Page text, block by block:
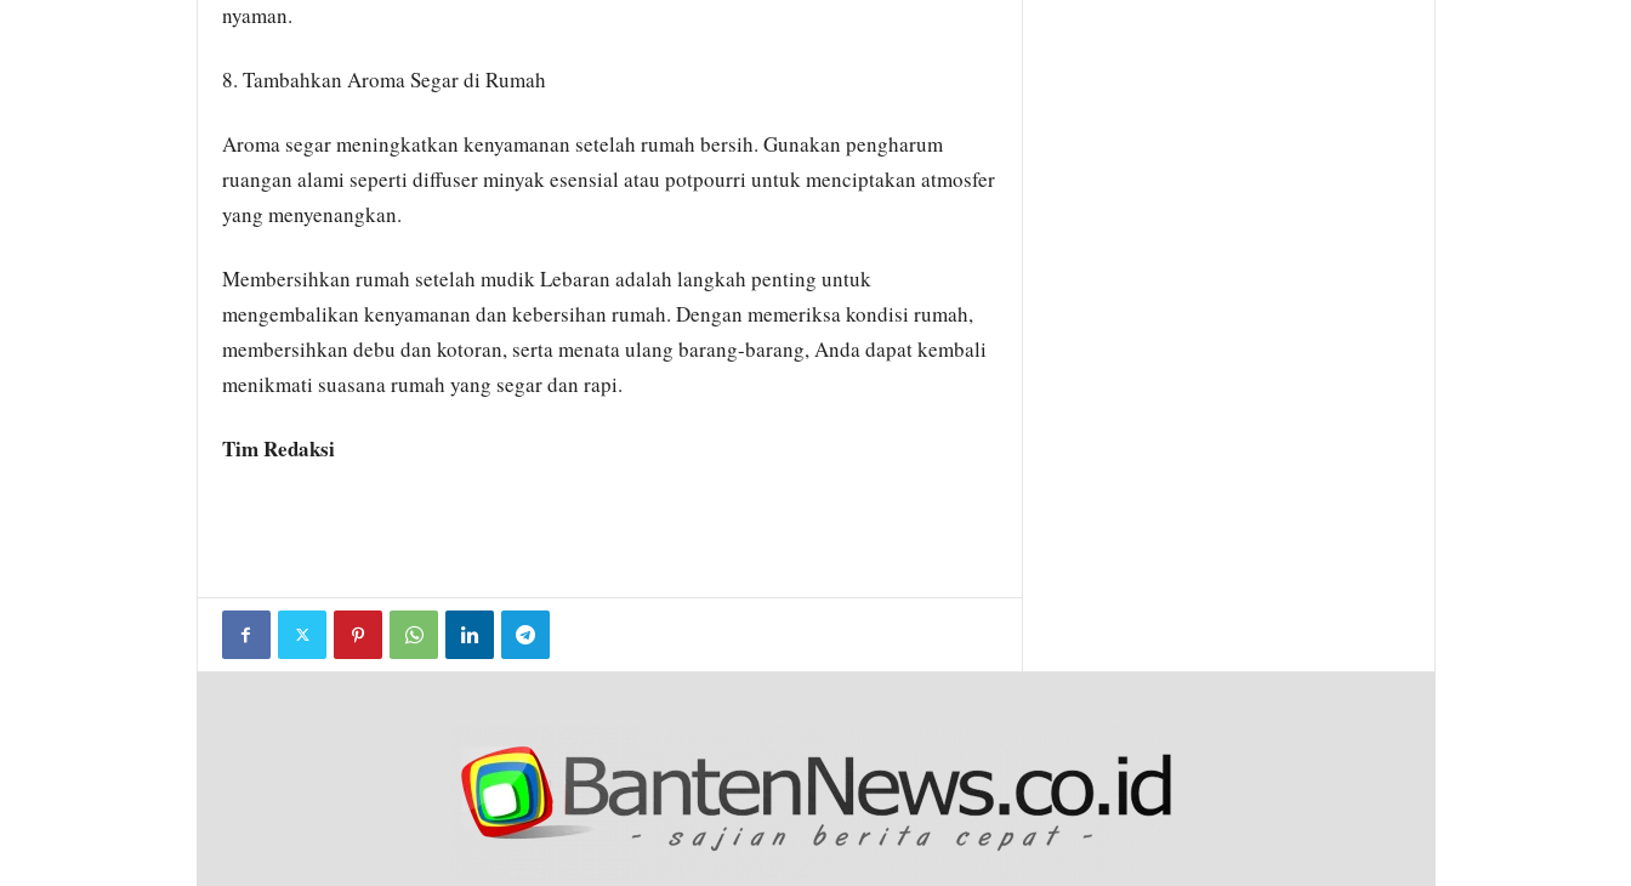
nyaman.
8. Tambahkan Aroma Segar di Rumah
Aroma segar meningkatkan kenyamanan setelah rumah bersih. Gunakan pengharum
ruangan alami seperti diffuser minyak esensial atau potpourri untuk menciptakan atmosfer
yang menyenangkan.
Membersihkan rumah setelah mudik Lebaran adalah langkah penting untuk
mengembalikan kenyamanan dan kebersihan rumah. Dengan memeriksa kondisi rumah,
membersihkan debu dan kotoran, serta menata ulang barang-barang, Anda dapat kembali
menikmati suasana rumah yang segar dan rapi.
Tim Redaksi